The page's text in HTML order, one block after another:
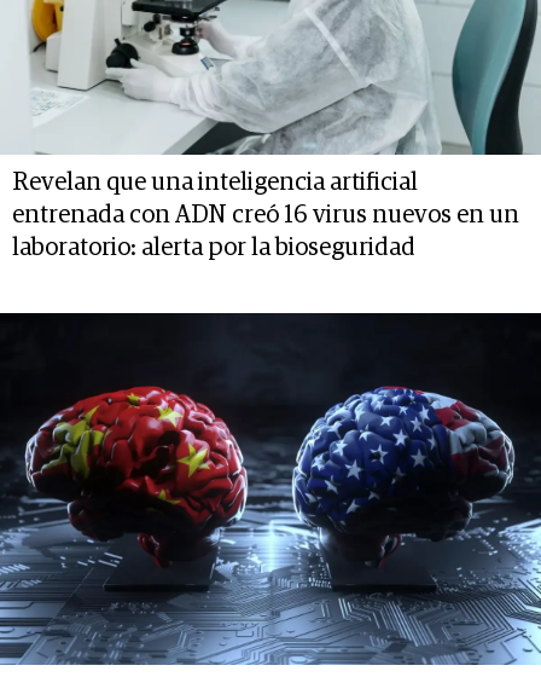
Revelan que una inteligencia artificial
entrenada con ADN creó 16 virus nuevos en un
laboratorio: alerta por la bioseguridad